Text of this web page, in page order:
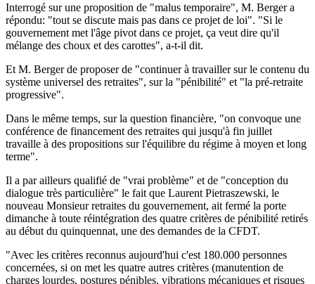
Interrogé sur une proposition de "malus temporaire", M. Berger a
répondu: "tout se discute mais pas dans ce projet de loi". "Si le
gouvernement met l'âge pivot dans ce projet, ça veut dire qu'il
mélange des choux et des carottes", a-t-il dit.
Et M. Berger de proposer de "continuer à travailler sur le contenu du
système universel des retraites", sur la "pénibilité" et "la pré-retraite
progressive".
Dans le même temps, sur la question financière, "on convoque une
conférence de financement des retraites qui jusqu'à fin juillet
travaille à des propositions sur l'équilibre du régime à moyen et long
terme".
Il a par ailleurs qualifié de "vrai problème" et de "conception du
dialogue très particulière" le fait que Laurent Pietraszewski, le
nouveau Monsieur retraites du gouvernement, ait fermé la porte
dimanche à toute réintégration des quatre critères de pénibilité retirés
au début du quinquennat, une des demandes de la CFDT.
"Avec les critères reconnus aujourd'hui c'est 180.000 personnes
concernées, si on met les quatre autres critères (manutention de
charges lourdes, postures pénibles, vibrations mécaniques et risques